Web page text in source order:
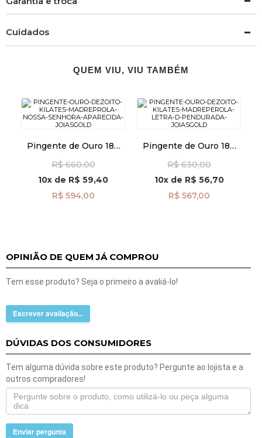
Cuidados
QUEM VIU, VIU TAMBÉM
Pingente de Ouro 18k
Aparecida pi24491
R$ 660,00
10x de R$ 59,40
R$ 594,00
Pingente de Ouro 18k
D Pendurada pi24478
R$ 630,00
10xde R$ 56,70
R$ 567,00
OPINIÃO DE QUEM JÁ COMPROU
Tem esse produto? Seja o primeiro a avaliá-lo!
Escrever avaliação...
DÚVIDAS DOS CONSUMIDORES
Tem alguma dúvida sobre este produto? Pergunte ao lojista e a
outros compradores!
Enviar pergunta